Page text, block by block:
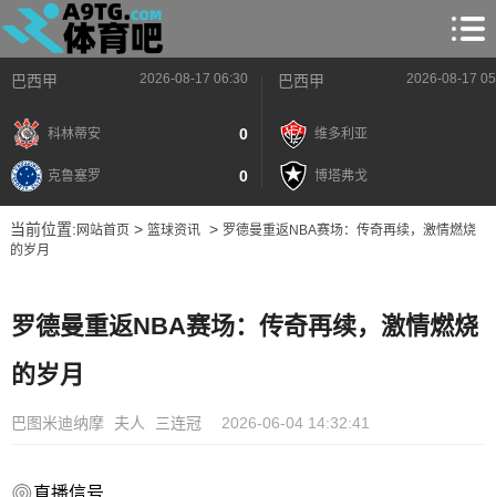
巴西甲 2026-08-17 06:30
科林蒂安 0
克鲁塞罗 0
巴西甲 2026-08-17
维多利亚
博塔弗戈
当前位置: 网站首页> 篮球资讯> 罗德曼重返NBA赛场：传奇再续，激情燃烧
的岁月
罗德曼重返NBA赛场：传奇再续，激情燃烧
的岁月
巴图米迪纳摩 夫人 三连冠 2026-06-04 14:32:41
直播信号